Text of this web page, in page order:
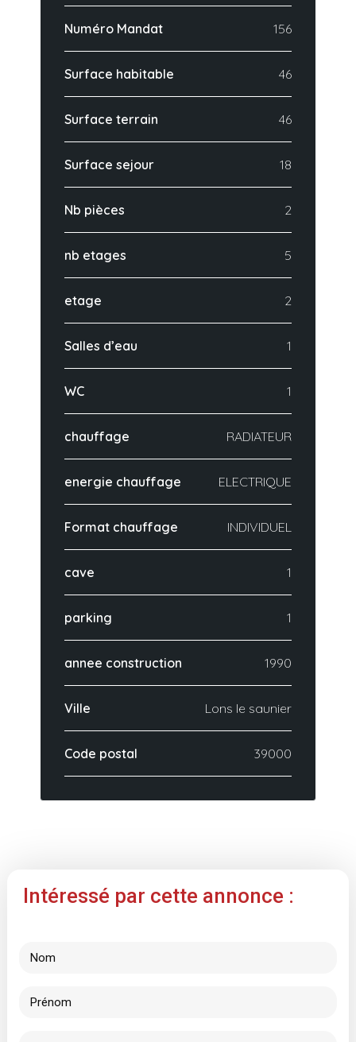
Numéro Mandat 156
Surface habitable 46
Surface terrain 46
Surface sejour 18
Nb pièces 2
nb etages 5
etage 2
Salles d’eau 1
WC 1
chauffage RADIATEUR
energie chauffage ELECTRIQUE
Format chauffage INDIVIDUEL
cave 1
parking 1
annee construction 1990
Ville Lons le saunier
Code postal 39000
Intéressé par cette annonce :